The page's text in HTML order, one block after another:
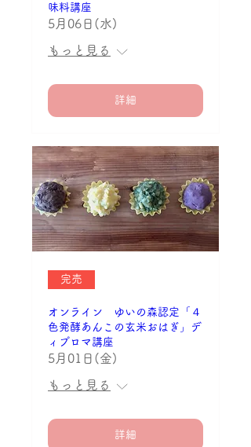
味料講座
5月06日(水)
もっと見る
詳細
完売
オンライン ゆいの森認定「４
色発酵あんこの玄米おはぎ」デ
ィプロマ講座
5月01日(金)
もっと見る
詳細